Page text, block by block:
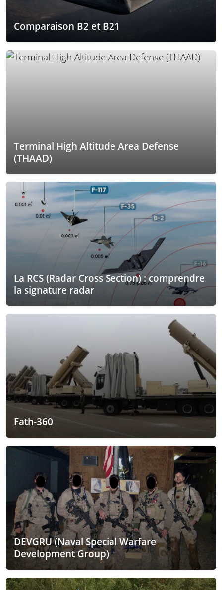
Comparaison B2 et B21
Terminal High Altitude Area Defense
(THAAD)
La RCS (Radar Cross Section) : comprendre
la signature radar
Fath-360
DEVGRU (Naval Special Warfare
Development Group)